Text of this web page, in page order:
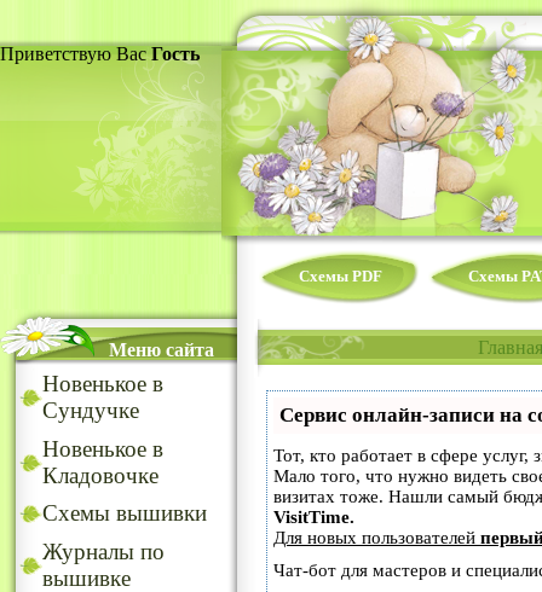
Приветствую Вас Гость
Схемы PDF Схемы
Меню сайта
Новенькое в
Сундучке
Новенькое в
Кладовочке
Схемы вышивки
Журналы по
вышивке
Главная
Сервис онлайн-записи на
Тот, кто работает в сфере услуг,
Мало того, что нужно видеть
визитах тоже. Нашли самый
VisitTime.
Для новых пользователей
Чат-бот для мастеров и